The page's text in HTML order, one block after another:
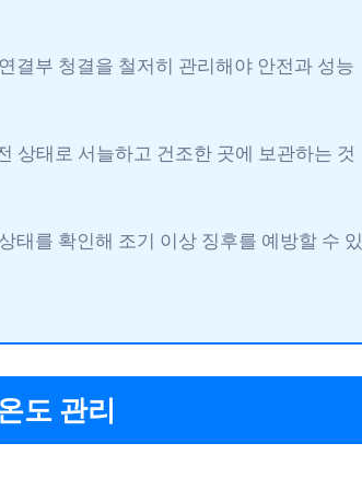
결부 청결을 철저히 관리해야 안전과 성능
상태로 서늘하고 건조한 곳에 보관하는 것
태를 확인해 조기 이상 징후를 예방할 수 있
도 관리